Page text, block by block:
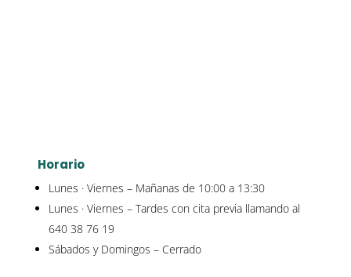
Horario
Lunes · Viernes – Mañanas de 10:00 a 13:30
Lunes · Viernes – Tardes con cita previa llamando al
640 38 76 19
Sábados y Domingos – Cerrado